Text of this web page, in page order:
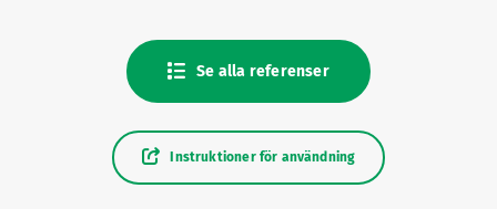
Se alla referenser
Instruktioner för användning